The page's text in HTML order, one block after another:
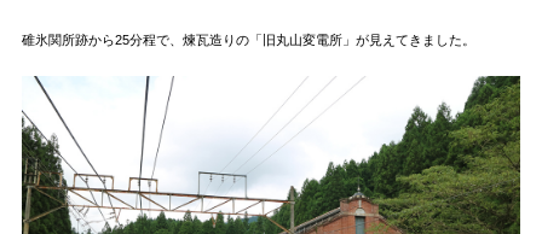
碓氷関所跡から25分程で、煉瓦造りの「旧丸山変電所」が見えてきました。